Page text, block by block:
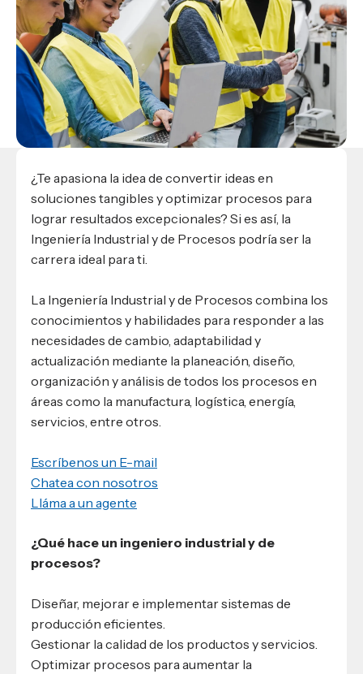
Escuela de Ciencias de la Comunicación
Escuela de Ciencias de la Salud
Escuela de Arquitectura
Ver toda la oferta académica
Escuela de Negocios
Conocé DUX
Datos de contacto
admisiones@usap.edu
+504 2561-8727
Ave. Circunvalación, San Pedro Sula,
Honduras, C.A.
EXCELENCIA USAP
Lifelong Learning University
Responsabilidad social y sostenibilidad
Empleabilidad
¿Que es USAP+?
RECURSOS
Ayuda en línea
Manual M365
Manual Moddle
Normas Académicas
Experiencias de alumnos
internacionales
Conocé experiencias
Evento
USAP integra RediEShn
Leer artículo
¿Te apasiona la idea de convertir ideas en
soluciones tangibles y optimizar procesos para
lograr resultados excepcionales? Si es así, la
Ingeniería Industrial y de Procesos podría ser la
carrera ideal para ti.
La Ingeniería Industrial y de Procesos combina los
conocimientos y habilidades para responder a las
necesidades de cambio, adaptabilidad y
actualización mediante la planeación, diseño,
organización y análisis de todos los procesos en
áreas como la manufactura, logística, energía,
servicios, entre otros.
Escríbenos un E-mail
Chatea con nosotros
Lláma a un agente
¿Qué hace un ingeniero industrial y de
procesos?
Diseñar, mejorar e implementar sistemas de
producción eficientes.
Gestionar la calidad de los productos y servicios.
Optimizar procesos para aumentar la